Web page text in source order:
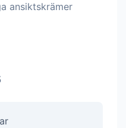
ansiktskrämer